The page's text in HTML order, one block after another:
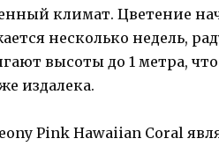
климат. Цветение
несколько недель,
высоты до 1 метра,
издалека.
Pink Hawaiian Coral